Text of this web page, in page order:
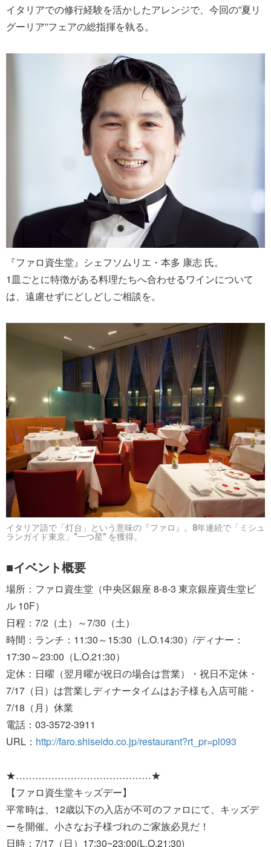
イタリアでの修行経験を活かしたアレンジで、今回の”夏リ
グーリア”フェアの総指揮を執る。
『ファロ資生堂』シェフソムリエ・本多 康志 氏。
1皿ごとに特徴がある料理たちへ合わせるワインについて
は、遠慮せずにどしどしご相談を。
イタリア語で「灯台」という意味の『ファロ』。8年連続で「ミシュ
ランガイド東京」“一つ星” を獲得。
■イベント概要
場所：ファロ資生堂（中央区銀座 8-8-3 東京銀座資生堂ビ
ル 10F）
日程：7/2（土）～7/30（土）
時間：ランチ：11:30～15:30（L.O.14:30）/ディナー：
17:30～23:00（L.O.21:30）
定休：日曜（翌月曜が祝日の場合は営業）・祝日不定休・
7/17（日）は営業しディナータイムはお子様も入店可能・
7/18（月）休業
電話：03-3572-3911
URL： http://faro.shiseido.co.jp/restaurant?rt_pr=pl093
★……………………………………★
【ファロ資生堂キッズデー】
平常時は、12歳以下の入店が不可のファロにて、キッズデ
ーを開催。小さなお子様づれのご家族必見だ！
日時：7/17（日）17:30~23:00(L.O.21:30)